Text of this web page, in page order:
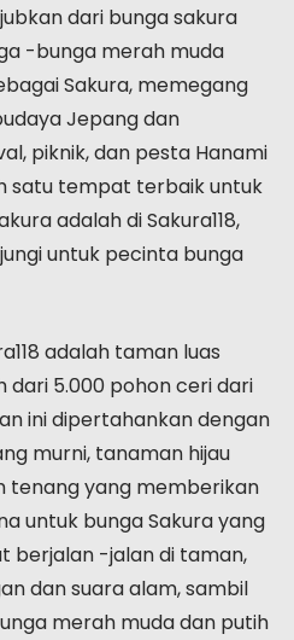
dari bunga sakura
-bunga merah muda
Sakura, memegang
Jepang dan
piknik, dan pesta Hanami
satu tempat terbaik untuk
adalah di Sakura118,
untuk pecinta bunga
adalah taman luas
dari 5.000 pohon ceri dari
ini dipertahankan dengan
murni, tanaman hijau
tenang yang memberikan
untuk bunga Sakura yang
berjalan -jalan di taman,
dan suara alam, sambil
merah muda dan putih